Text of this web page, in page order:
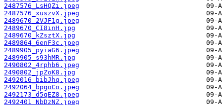
2487576_LsHQZi.jpeg
2487576_xuszvX.jpeg
2489670_2VJF1g.jpeg
2489670_CI8inH.jpg
2489670_kZsztX.jpg
2489864_6enF3c.jpeg
2489905_pyiaG6.jpeg
2489905_s93hMR.jpg
2490802_4rphb6.jpeg
2490802_jpZoK8.jpg
2492016_bibJhq.jpeg
2492064_bpgoCo.jpeg
2492173_d5qEZ8.jpeg
2492401_NbDzNZ.jpeg